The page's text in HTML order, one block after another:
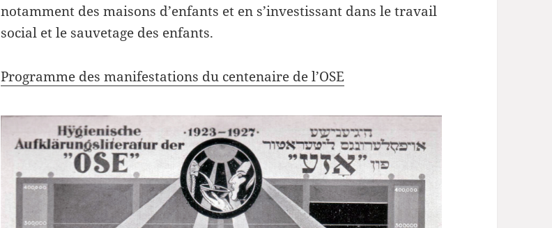
notamment des maisons d’enfants et en s’investissant dans le travail
social et le sauvetage des enfants.
Programme des manifestations du centenaire de l’OSE